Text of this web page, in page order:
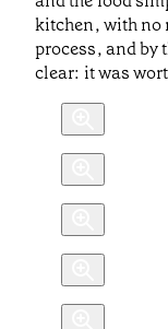
kitchen, with no
process, and by
clear: it was